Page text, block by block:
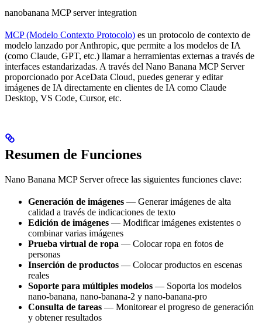
nanobanana MCP server integration
MCP (Modelo Contexto Protocolo) es un protocolo de contexto de
modelo lanzado por Anthropic, que permite a los modelos de IA
(como Claude, GPT, etc.) llamar a herramientas externas a través de
interfaces estandarizadas. A través del Nano Banana MCP Server
proporcionado por AceData Cloud, puedes generar y editar
imágenes de IA directamente en clientes de IA como Claude
Desktop, VS Code, Cursor, etc.
Resumen de Funciones
Nano Banana MCP Server ofrece las siguientes funciones clave:
Generación de imágenes — Generar imágenes de alta
calidad a través de indicaciones de texto
Edición de imágenes — Modificar imágenes existentes o
combinar varias imágenes
Prueba virtual de ropa — Colocar ropa en fotos de
personas
Inserción de productos — Colocar productos en escenas
reales
Soporte para múltiples modelos — Soporta los modelos
nano-banana, nano-banana-2 y nano-banana-pro
Consulta de tareas — Monitorear el progreso de generación
y obtener resultados